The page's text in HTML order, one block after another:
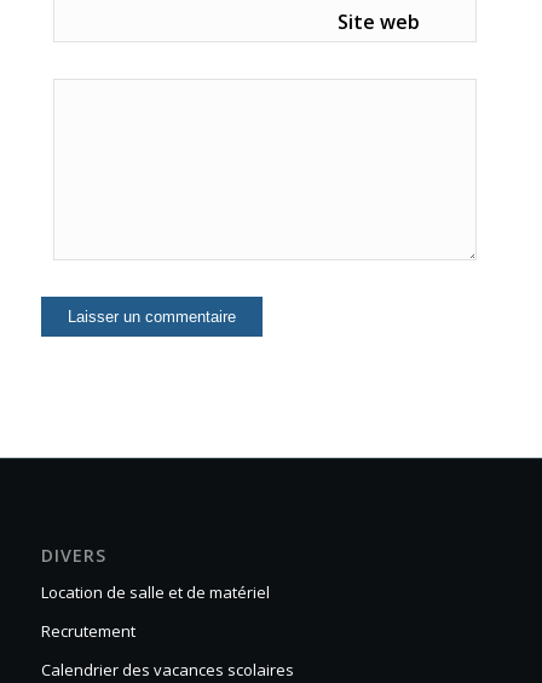
Site web
DIVERS
Location de salle et de matériel
Recrutement
Calendrier des vacances scolaires